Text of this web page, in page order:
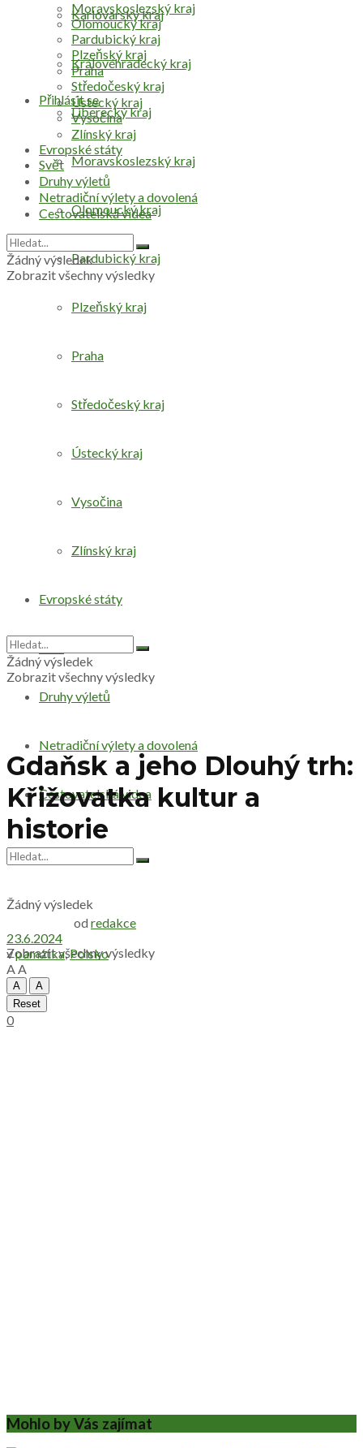
Přihlásit se
Karlovarský kraj
Královéhradecký kraj
Liberecký kraj
Moravskoslezský kraj
Olomoucký kraj
Pardubický kraj
Plzeňský kraj
Praha
Středočeský kraj
Ústecký kraj
Vysočina
Zlínský kraj
Evropské státy
Svět
Druhy výletů
Netradiční výlety a dovolená
Cestovatelská videa
Žádný výsledek
Zobrazit všechny výsledky
Moravskoslezský kraj
Olomoucký kraj
Pardubický kraj
Plzeňský kraj
Praha
Středočeský kraj
Ústecký kraj
Vysočina
Zlínský kraj
Evropské státy
Svět
Druhy výletů
Netradiční výlety a dovolená
Cestovatelská videa
Žádný výsledek
Zobrazit všechny výsledky
Žádný výsledek
Zobrazit všechny výsledky
Gdaňsk a jeho Dlouhý trh:
Křižovatka kultur a
historie
od redakce
23.6.2024
vpamátka,Polsko
AA
A
A
Reset
0
Mohlo by Vás zajímat